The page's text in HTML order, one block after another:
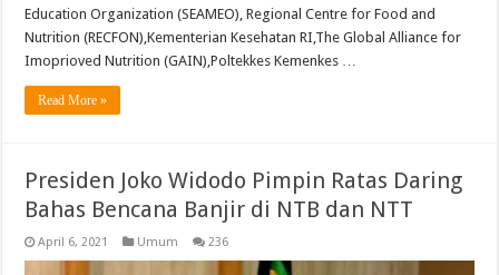
Education Organization (SEAMEO), Regional Centre for Food and
Nutrition (RECFON),Kementerian Kesehatan RI,The Global Alliance for
Imoprioved Nutrition (GAIN),Poltekkes Kemenkes …
Read More »
Presiden Joko Widodo Pimpin Ratas Daring
Bahas Bencana Banjir di NTB dan NTT
April 6, 2021 Umum 236